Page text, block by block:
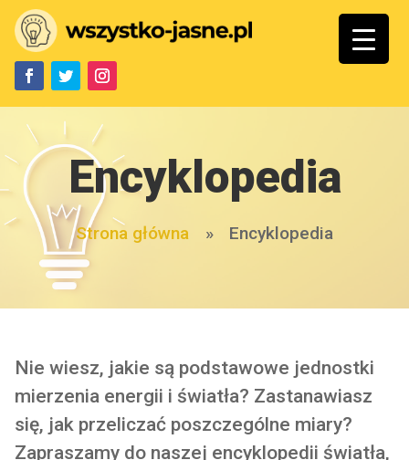
Encyklopedia
Strona główna » Encyklopedia
Nie wiesz, jakie są podstawowe jednostki
mierzenia energii i światła? Zastanawiasz
się, jak przeliczać poszczególne miary?
Zapraszamy do naszej encyklopedii światła,